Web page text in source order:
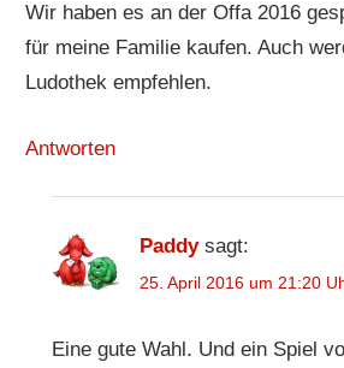
Wir haben es an der Offa 2016
für meine Familie kaufen. Auch
Ludothek empfehlen.
Antworten
Paddy sagt:
25. April 2016 um 21:20
Eine gute Wahl. Und ein Spiel